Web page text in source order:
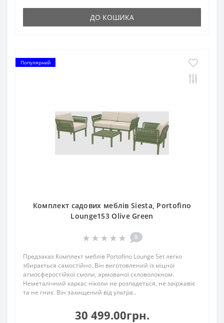
ДО КОШИКА
Популярний
Комплект садових меблів Siesta, Portofino
Lounge153 Olive Green
0
Предзаказ Комплект меблів Portofino Lounge Set легко
збирається самостійно. Він виготовлений із міцної
атмосферостійкої смоли, армованої скловолокном.
Неметалічний каркас ніколи не розпадеться, не заіржавіє
та не гниє. Він захищений від ультра..
30 499.00грн.